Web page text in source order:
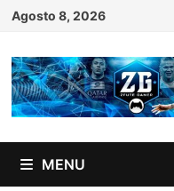
Skip
content
Agosto 8, 2026
MENU